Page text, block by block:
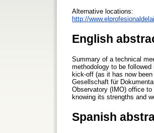
Alternative locations:
http://
English
Summary of a technical
methodology to be
kick-off (as it has now
Gesellschaft für
Observatory (IMO) office
knowing its strengths and
Spanish